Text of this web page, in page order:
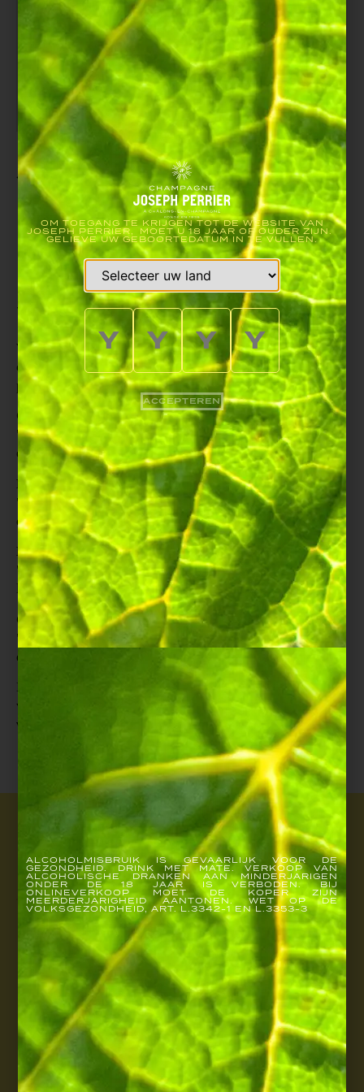
JANCIS
ROBINSON
PRIJST
ONZE
WIJNEN
We zijn verheugd om de laatste proeverijen van de Britse
criticusJancis Robinson te delen, die opnieuw de
precisie en balans van onze champagnes prijst.
Cuvée Royale 2018—
17/20
"Heerlijk, perfect in balans, nu al zeer harmonieus met
een lage dosering."
Le Ciergelot 2020—16,5/20
"100% Meunier, intens fruitig en opmerkelijk
evenwichtig ondanks de nuldosering."
La Côte à Bras 2016—16/20
"Een rokerige neus, een mooie Pinot-structuur, een
levendige en vitale aperitiefchampagne."
Cuvée Royale Rosé—
16/20
"Een rijke neus van pinot en aardbei, voor een elegante
en expressieve rosé."
Deze mooie erkenningen bevestigen het handelsmerk
van het huis:
elegantie, puurheid en de authenticiteit
van het fruit
Alle beoordelingen van Jancis Robinson
REGISTREREN
GESCHIEDENIS
CHAMPAGNES
E-SHOP
BEZOEKEN
JOJO MAG
JOJO X CHEFS
WETTELIJKE VERMELDINGEN
OM TOEGANG TE KRIJGEN TOT DE WEBSITE VAN
JOSEPH PERRIER, MOET U 18 JAAR OF OUDER ZIJN.
GELIEVE UW GEBOORTEDATUM IN TE VULLEN.
ACCEPTEREN
ALCOHOLMISBRUIK IS GEVAARLIJK VOOR DE
GEZONDHEID. DRINK MET MATE. VERKOOP VAN
ALCOHOLISCHE DRANKEN AAN MINDERJARIGEN
ONDER DE 18 JAAR IS VERBODEN. BIJ
ONLINEVERKOOP MOET DE KOPER ZIJN
MEERDERJARIGHEID AANTONEN. WET OP DE
VOLKSGEZONDHEID, ART. L.3342-1 EN L.3353-3